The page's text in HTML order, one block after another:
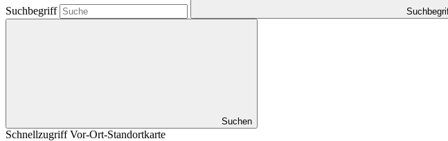
Suchbegriff
Suchen
Schnellzugriff Vor-Ort-Standortkarte